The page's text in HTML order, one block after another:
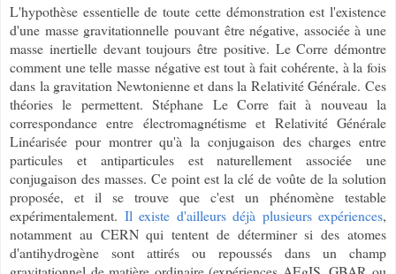
L'hypothèse essentielle de toute cette démonstration est l'existence
d'une masse gravitationnelle pouvant être négative, associée à une
masse inertielle devant toujours être positive. Le Corre démontre
comment une telle masse négative est tout à fait cohérente, à la fois
dans la gravitation Newtonienne et dans la Relativité Générale. Ces
théories le permettent. Stéphane Le Corre fait à nouveau la
correspondance entre électromagnétisme et Relativité Générale
Linéarisée pour montrer qu'à la conjugaison des charges entre
particules et antiparticules est naturellement associée une
conjugaison des masses. Ce point est la clé de voûte de la solution
proposée, et il se trouve que c'est un phénomène testable
expérimentalement. Il existe d'ailleurs déjà plusieurs expériences,
notamment au CERN qui tentent de déterminer si des atomes
d'antihydrogène sont attirés ou repoussés dans un champ